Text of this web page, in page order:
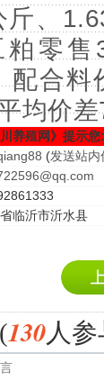
斤、
粕零
配合料
均价
川养殖网》提示
(发送站内
临沂市沂水县
130人参